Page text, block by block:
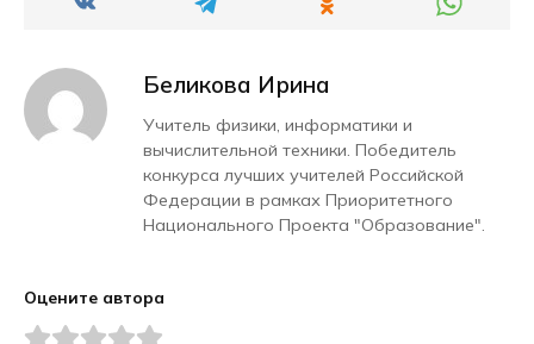
Беликова Ирина
Учитель физики, информатики и
вычислительной техники. Победитель
конкурса лучших учителей Российской
Федерации в рамках Приоритетного
Национального Проекта "Образование".
Оцените автора